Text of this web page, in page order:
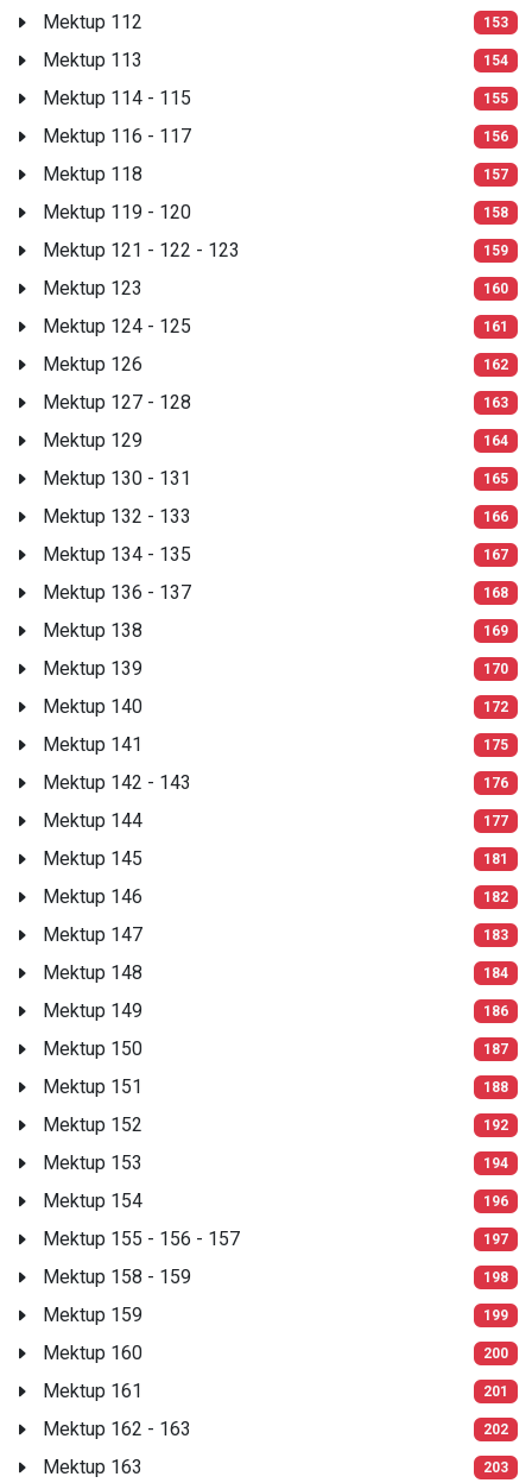
Mektup 112 153
Mektup 113 154
Mektup 114 - 115 155
Mektup 116 - 117 156
Mektup 118 157
Mektup 119 - 120 158
Mektup 121 - 122 - 123 159
Mektup 123 160
Mektup 124 - 125 161
Mektup 126 162
Mektup 127 - 128 163
Mektup 129 164
Mektup 130 - 131 165
Mektup 132 - 133 166
Mektup 134 - 135 167
Mektup 136 - 137 168
Mektup 138 169
Mektup 139 170
Mektup 140 172
Mektup 141 175
Mektup 142 - 143 176
Mektup 144 177
Mektup 145 181
Mektup 146 182
Mektup 147 183
Mektup 148 184
Mektup 149 186
Mektup 150 187
Mektup 151 188
Mektup 152 192
Mektup 153 194
Mektup 154 196
Mektup 155 - 156 - 157 197
Mektup 158 - 159 198
Mektup 159 199
Mektup 160 200
Mektup 161 201
Mektup 162 - 163 202
Mektup 163 203